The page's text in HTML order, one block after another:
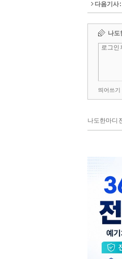
다음기사 :